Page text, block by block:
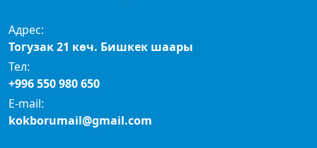
Адрес:
Тогузак 21 көч. Бишкек шаары
Тел:
+996 550 980 650
E-mail:
kokborumail@gmail.com